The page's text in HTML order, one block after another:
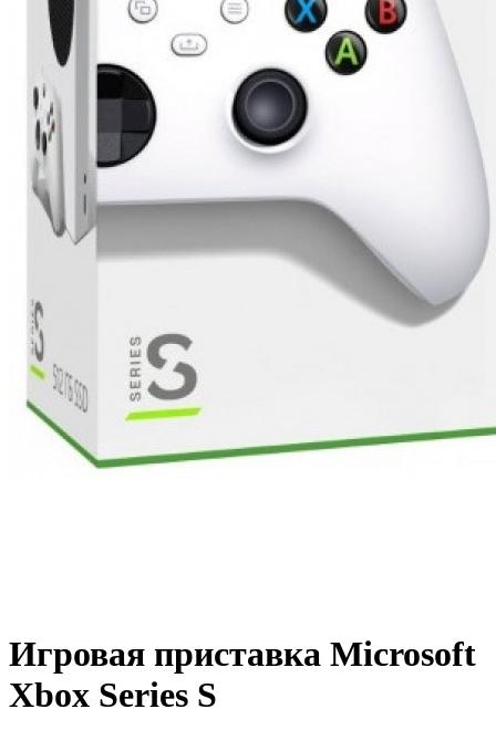
Игровая приставка Microsoft
Xbox Series S